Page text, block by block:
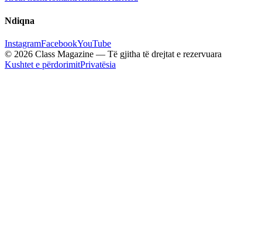
Ndiqna
InstagramFacebookYouTube
© 2026 Class Magazine — Të gjitha të drejtat e rezervuara
Kushtet e përdorimitPrivatësia